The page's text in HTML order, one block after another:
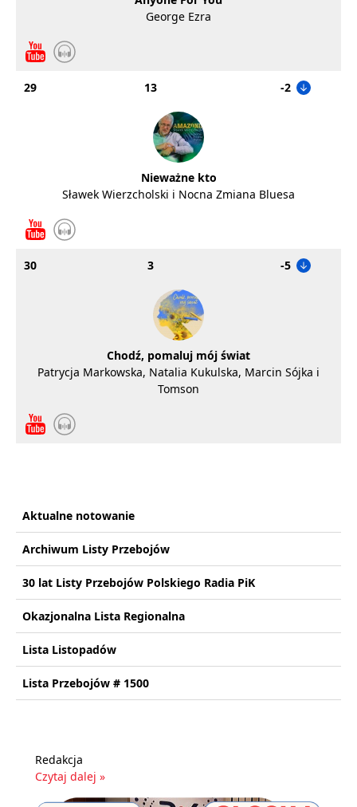
George Ezra
29 13 -2
Nieważne kto
Sławek Wierzcholski i Nocna Zmiana Bluesa
30 3 -5
Chodź, pomaluj mój świat
Patrycja Markowska, Natalia Kukulska, Marcin Sójka i
Tomson
Aktualne notowanie
Archiwum Listy Przebojów
30 lat Listy Przebojów Polskiego Radia PiK
Okazjonalna Lista Regionalna
Lista Listopadów
Lista Przebojów # 1500
Redakcja
Czytaj dalej »